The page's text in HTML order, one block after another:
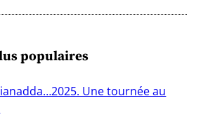
populaires
Une tournée au